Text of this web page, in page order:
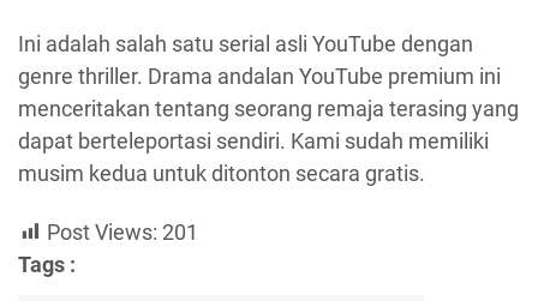
Ini adalah salah satu serial asli YouTube dengan
genre thriller. Drama andalan YouTube premium ini
menceritakan tentang seorang remaja terasing yang
dapat berteleportasi sendiri. Kami sudah memiliki
musim kedua untuk ditonton secara gratis.
Post Views: 201
Tags :